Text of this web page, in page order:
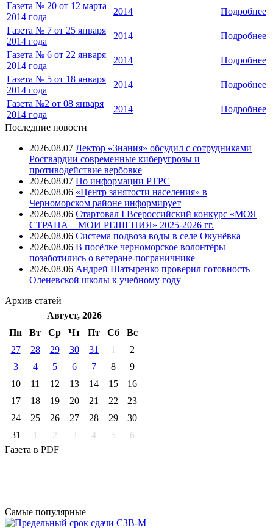
Газета № 20 от 12 марта
2014 года
2014
Подробнее
Газета № 7 от 25 января
2014 года
2014
Подробнее
Газета № 6 от 22 января
2014 года
2014
Подробнее
Газета № 5 от 18 января
2014 года
2014
Подробнее
Газета №2 от 08 января
2014 года
2014
Подробнее
Последние новости
2026.08.07 Лектор «Знания» обсудил с сотрудниками
Росгвардии современные киберугрозы и
противодействие вербовке
2026.08.07 ⁠По информации РТРС
2026.08.06 «Центр занятости населения» в
Черноморском районе информирует
2026.08.06 Стартовал I Всероссийский конкурс «МОЯ
СТРАНА – МОИ РЕШЕНИЯ» 2025-2026 гг.
2026.08.06 Система подвоза воды в селе Окунёвка
2026.08.06 В посёлке черноморское волонтёры
позаботились о ветеране-пограничнике
2026.08.06 Андрей Шатыренко проверил готовность
Оленевской школы к учебному году
Архив статей
Август, 2026
Пн
Вт Ср Чт Пт Cб
Вс
27
28 29 30 31 1
2
3
4 5 6 7 8
9
10
11 12 13 14 15
16
17
18 19 20 21 22
23
24
25 26 27 28 29
30
31
1 2 3 4 5
6
Газета в PDF
Самые популярные